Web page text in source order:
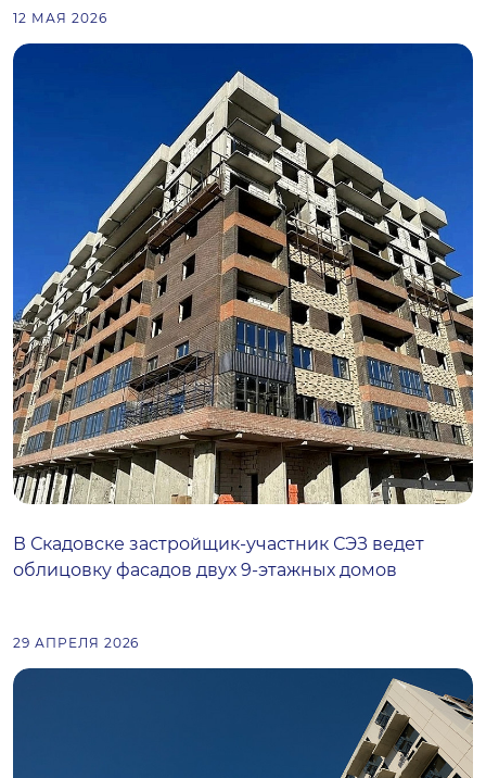
12 МАЯ 2026
В Скадовске застройщик-участник СЭЗ ведет
облицовку фасадов двух 9‑этажных домов
29 АПРЕЛЯ 2026